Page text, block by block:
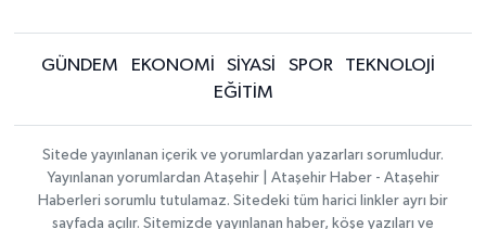
GÜNDEM EKONOMİ SİYASİ SPOR
TEKNOLOJİ
EĞİTİM
Sitede yayınlanan içerik ve yorumlardan yazarları sorumludur.
Yayınlanan yorumlardan Ataşehir | Ataşehir Haber - Ataşehir
Haberleri sorumlu tutulamaz. Sitedeki tüm harici linkler ayrı bir
sayfada açılır. Sitemizde yayınlanan haber, köşe yazıları ve